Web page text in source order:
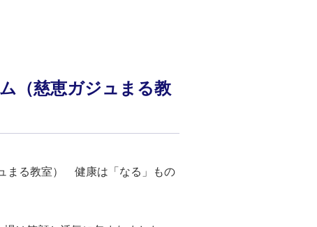
（慈恵ガジュまる教
まる教室） 健康は「なる」もの